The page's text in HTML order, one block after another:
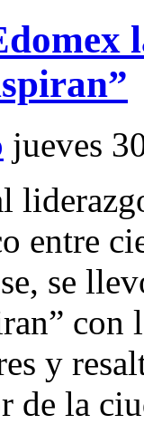
jueves
entre
se
con
y
de la